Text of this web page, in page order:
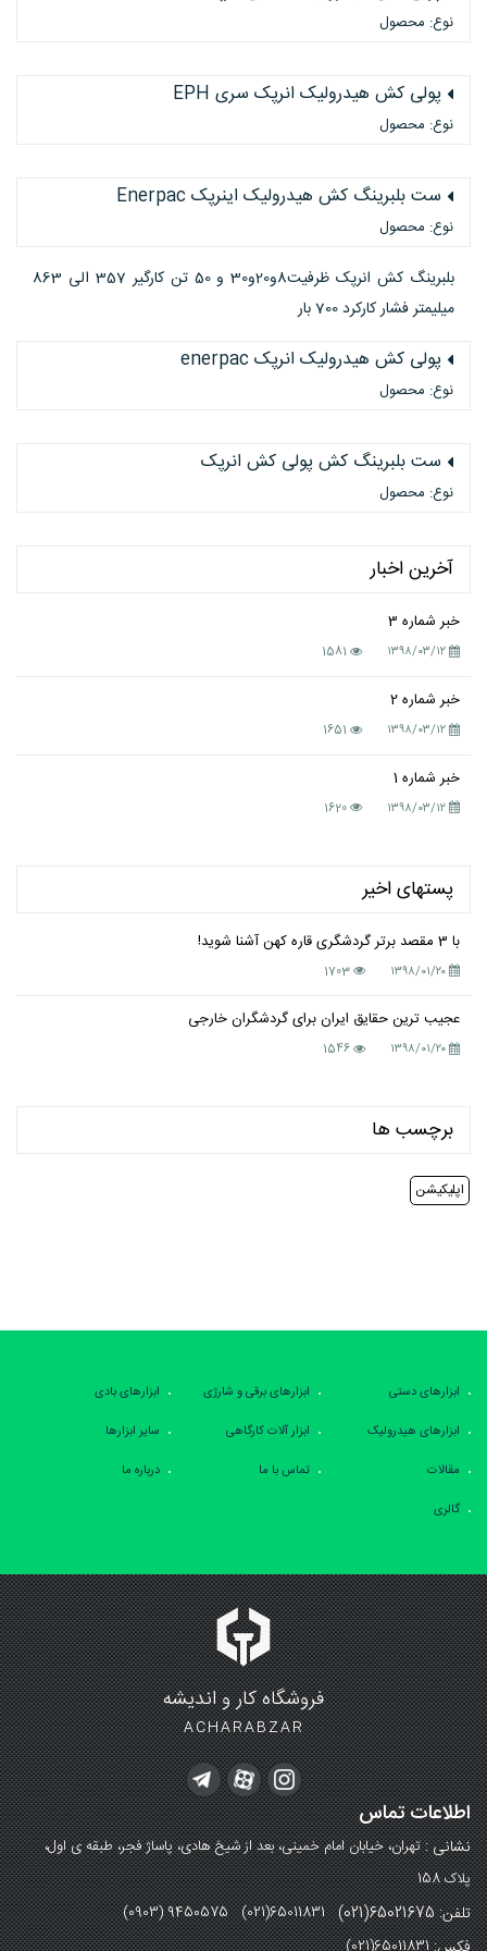
نوع: محصول
پولی کش هیدرولیک انرپک سری EPH
نوع: محصول
ست بلبرینگ کش هیدرولیک اینرپک Enerpac
نوع: محصول
بلبرینگ کش انرپک ظرفیت8و20و30 و 50 تن کارگیر 357 الی 863
میلیمتر فشار کارکرد 700 بار
پولی کش هیدرولیک انرپک enerpac
نوع: محصول
ست بلبرینگ کش پولی کش انرپک
نوع: محصول
آخرین اخبار
خبر شماره 3
۱۳۹۸/۰۳/۱۲ 1581
خبر شماره 2
۱۳۹۸/۰۳/۱۲ 1651
خبر شماره 1
۱۳۹۸/۰۳/۱۲ 1620
پستهای اخیر
با 3 مقصد برتر گردشگری قاره کهن آشنا شوید!
۱۳۹۸/۰۱/۲۰ 1703
عجیب ترین حقایق ایران برای گردشگران خارجی
۱۳۹۸/۰۱/۲۰ 1546
برچسب ها
اپلیکیشن
ابزارهای دستی ابزارهای برقی و شارژی
ابزارهای بادی
ابزارهای هیدرولیک
ابزار آلات کارگاهی
سایر ابزارها
مقالات
تماس با ما
درباره ما
گالری
فروشگاه کار و اندیشه
ACHARABZAR
اطلاعات تماس
نشانی :تهران، خیابان امام خمینی، بعد از شیخ هادی، پاساژ فجر، طبقه ی اول،
پلاک 158
تلفن: 65021675(021) (0903) 9450575 (021)65011831